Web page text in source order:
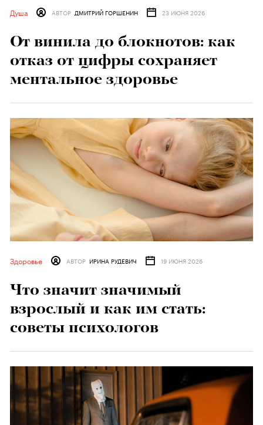
Душа АВТОР ДМИТРИЙ ГОРШЕНИН 23 ИЮНЯ 2026
От винила до блокнотов: как
отказ от цифры сохраняет
ментальное здоровье
Здоровье АВТОР ИРИНА РУДЕВИЧ 19 ИЮНЯ 2026
Что значит значимый
взрослый и как им стать:
советы психологов